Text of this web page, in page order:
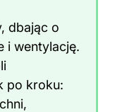
dbając o
i wentylację.
po kroku: